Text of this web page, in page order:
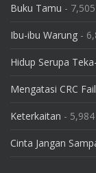
Buku Tamu -
Ibu-ibu Warung -
Hidup Serupa
Mengatasi CRC
Keterkaitan -
Cinta Jangan